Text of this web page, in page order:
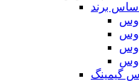
برند
گیمینگ